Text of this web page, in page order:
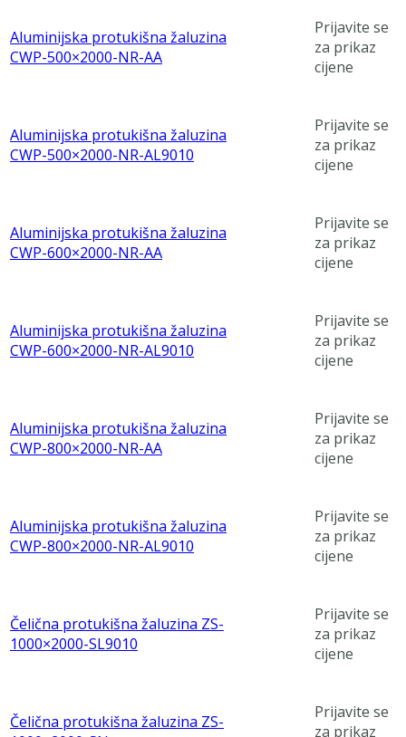
Aluminijska protukišna žaluzina
CWP-500×2000-NR-AA
Prijavite se
za prikaz
cijene
Aluminijska protukišna žaluzina
CWP-500×2000-NR-AL9010
Prijavite se
za prikaz
cijene
Aluminijska protukišna žaluzina
CWP-600×2000-NR-AA
Prijavite se
za prikaz
cijene
Aluminijska protukišna žaluzina
CWP-600×2000-NR-AL9010
Prijavite se
za prikaz
cijene
Aluminijska protukišna žaluzina
CWP-800×2000-NR-AA
Prijavite se
za prikaz
cijene
Aluminijska protukišna žaluzina
CWP-800×2000-NR-AL9010
Prijavite se
za prikaz
cijene
Čelična protukišna žaluzina ZS-
1000×2000-SL9010
Prijavite se
za prikaz
cijene
Čelična protukišna žaluzina ZS-
Prijavite se
za prikaz